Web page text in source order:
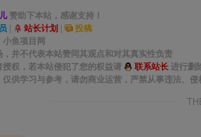
赞助下本站，感谢支持！
| 站长计划 | 投稿
鱼项目网
并不代表本站赞同其观点和对其真实性负责
权，若本站侵犯了您的权益请 联系站长进行删
供学习与参考，请勿商业运营，严禁从事违法、